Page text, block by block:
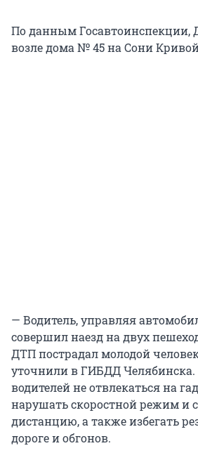
По данным Госавтоинспекции,
возле дома № 45 на Сони
— Водитель, управляя
совершил наезд на двух
ДТП пострадал молодой
уточнили в ГИБДД
водителей не отвлекаться на
нарушать скоростной режим и
дистанцию, а также избегать
дороге и обгонов.